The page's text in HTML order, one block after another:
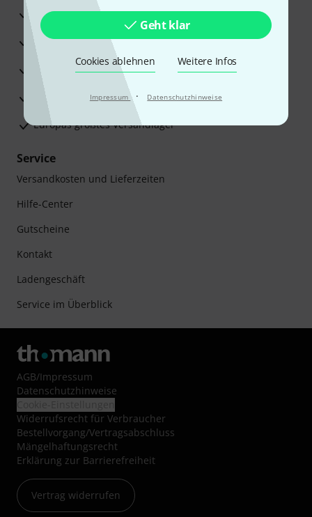
Geht klar
Cookies ablehnen Weitere Infos
Impressum · Datenschutzhinweise
30 Tage Money-Back-Garantie
Reparaturservice
Beratung durch Fachexperten
Zufriedenheitsgarantie
Europas größtes Versandlager
Service
Versandkosten und Lieferzeiten
Hilfe-Center
Gutscheine
Kontakt
Ladengeschäft
Service im Überblick
AGB/Impressum
Datenschutzhinweise
Widerrufsrecht für Verbraucher
Bestellvorgang/Vertragsabschluss
Mängelhaftungsrecht
Erklärung zur Barrierefreiheit
Vertrag widerrufen